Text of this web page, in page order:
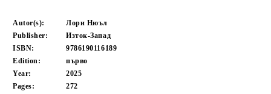
Autor(s):
Лори Нюъл
Publisher:
Изток-Запад
ISBN:
9786190116189
Edition:
първо
Year:
2025
Pages:
272